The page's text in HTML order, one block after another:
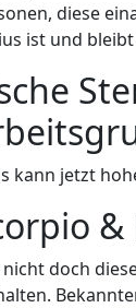
diese
ist und
kann jetzt
nicht doch